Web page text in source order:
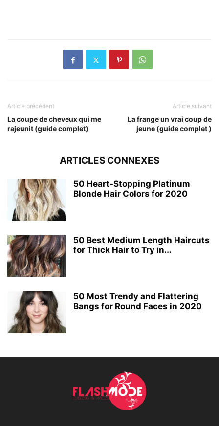
Article précédent
La coupe de cheveux qui me
rajeunit (guide complet)
Article suivant
La frange un vrai coup de
jeune (guide complet )
ARTICLES CONNEXES
50 Heart-Stopping Platinum
Blonde Hair Colors for 2020
50 Best Medium Length Haircuts
for Thick Hair to Try in...
50 Most Trendy and Flattering
Bangs for Round Faces in 2020